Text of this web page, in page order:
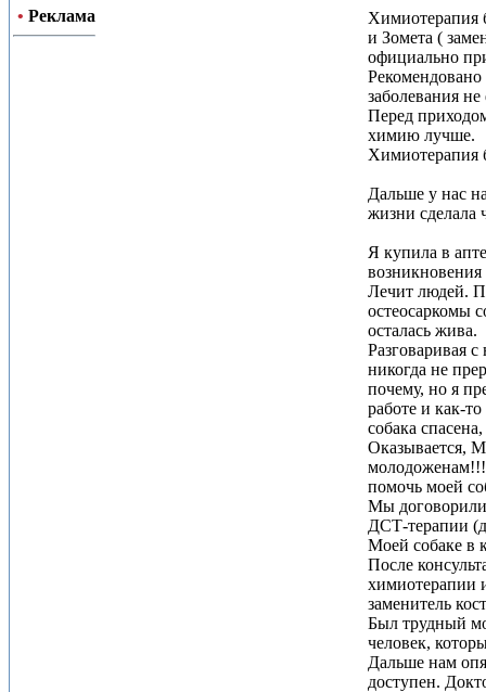
• Реклама
Химиотерапия
и Зомета (
официально
заболевания не
Перед
химию лучше.
Химиотерапия
Дальше у нас
жизни сделала
Я купила в
возникновения
Лечит людей.
остеосаркомы
осталась жива.
Разговаривая
никогда не
почему, но я
работе и как-
собака
Оказывается,
помочь моей
Мы
ДСТ-терапии
Моей собаке в
После
химиотерапии
заменитель
Был трудный
человек,
Дальше нам
доступен.